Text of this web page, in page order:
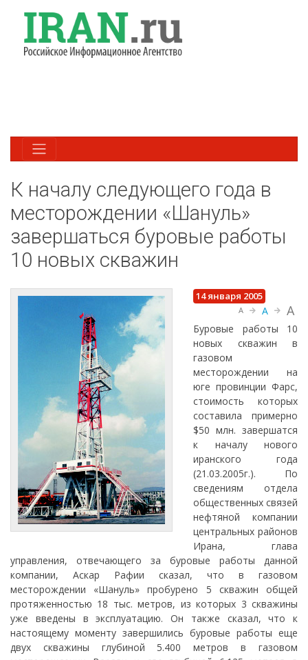
К началу следующего года в
месторождении «Шануль»
завершаться буровые работы
10 новых скважин
14 января 2005
A A A
Буровые работы 10
новых скважин в
газовом
месторождении на
юге провинции Фарс,
стоимость которых
составила примерно
$50 млн. завершатся
к началу нового
иранского года
(21.03.2005г.). По
сведениям отдела
общественных связей
нефтяной компании
центральных районов
Ирана, глава
управления, отвечающего за буровые работы данной
компании, Аскар Рафии сказал, что в газовом
месторождении «Шануль» пробурено 5 скважин общей
протяженностью 18 тыс. метров, из которых 3 скважины
уже введены в эксплуатацию. Он также сказал, что к
настоящему моменту завершились буровые работы еще
двух скважины глубиной 5.400 метров в газовом